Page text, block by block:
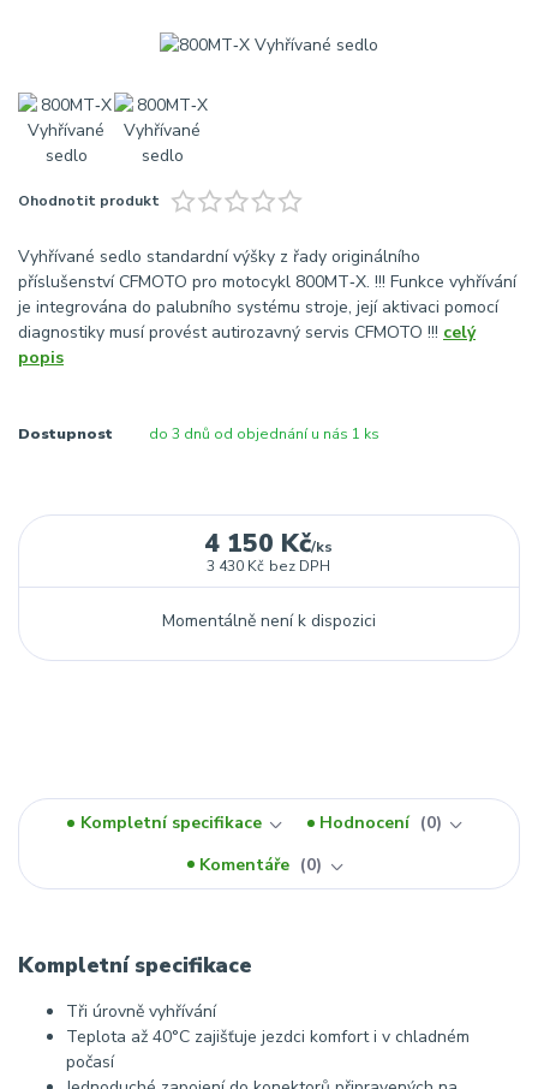
Ohodnotit produkt
Vyhřívané sedlo standardní výšky z řady originálního
příslušenství CFMOTO pro motocykl 800MT‑X. !!! Funkce vyhřívání
je integrována do palubního systému stroje, její aktivaci pomocí
diagnostiky musí provést autirozavný servis CFMOTO !!! celý
popis
Dostupnost do 3 dnů od objednání u nás 1 ks
4 150 Kč/ks
3 430 Kč bez DPH
Momentálně není k dispozici
Kompletní specifikace Hodnocení
0
Komentáře
0
Kompletní specifikace
Tři úrovně vyhřívání
Teplota až 40°C zajišťuje jezdci komfort i v chladném
počasí